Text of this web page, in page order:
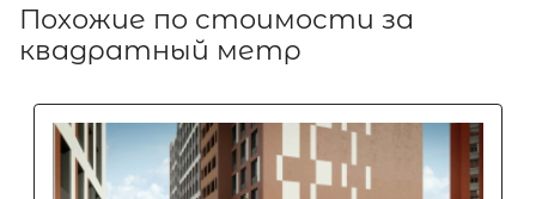
Похожие по стоимости за
квадратный метр